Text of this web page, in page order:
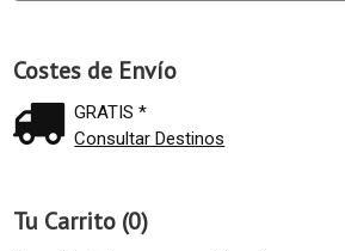
Costes de Envío
GRATIS *
Consultar Destinos
Tu Carrito (0)